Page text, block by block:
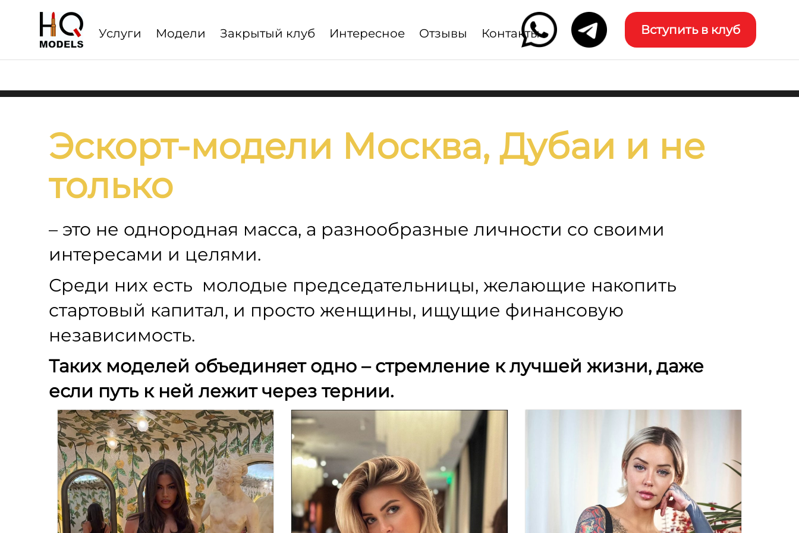
Услуги
сервиса
Москве,
Вступить в клуб
Услуги Модели Закрытый клуб Интересное Отзывы Контакты
Эскорт-модели Москва, Дубаи и не
только
– это не однородная масса, а разнообразные личности со своими
интересами и целями.
Среди них есть молодые председательницы, желающие накопить
стартовый капитал, и просто женщины, ищущие финансовую
независимость.
Таких моделей объединяет одно – стремление к лучшей жизни, даже
если путь к ней лежит через тернии.